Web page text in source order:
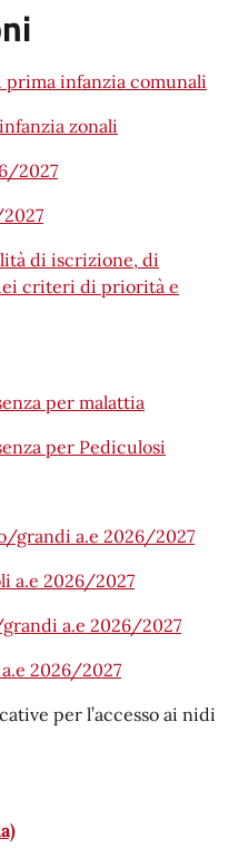
prima infanzia comunali
zonali
2027
di iscrizione, di
criteri di priorità e
per malattia
per Pediculosi
grandi a.e 2026/2027
a.e 2026/2027
a.e 2026/2027
2026/2027
per l’accesso ai nidi